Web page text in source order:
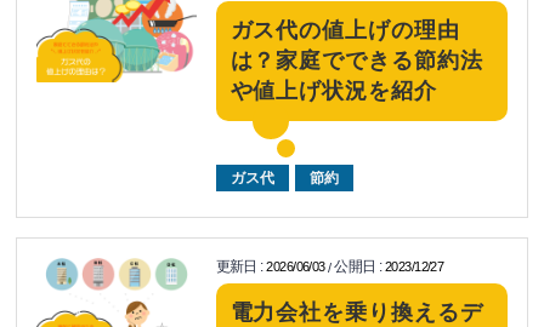
ガス代の値上げの理由
は？家庭でできる節約法
や値上げ状況を紹介
ガス代 節約
更新日 :2026/06/03/公開日 :2023/12/27
電力会社を乗り換えるデ